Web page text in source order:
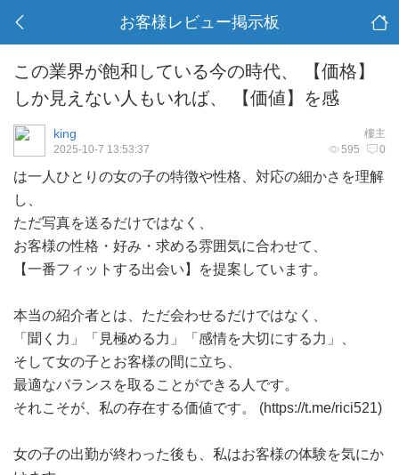
お客様レビュー掲示板
この業界が飽和している今の時代、 【価格】
しか見えない人もいれば、 【価値】を感
樓主
king
595 0
2025-10-7 13:53:37
は一人ひとりの女の子の特徴や性格、対応の細かさを理解
し、
ただ写真を送るだけではなく、
お客様の性格・好み・求める雰囲気に合わせて、
【一番フィットする出会い】を提案しています。
本当の紹介者とは、ただ会わせるだけではなく、
「聞く力」「見極める力」「感情を大切にする力」、
そして女の子とお客様の間に立ち、
最適なバランスを取ることができる人です。
それこそが、私の存在する価値です。 (https://t.me/rici521)
女の子の出勤が終わった後も、私はお客様の体験を気にか